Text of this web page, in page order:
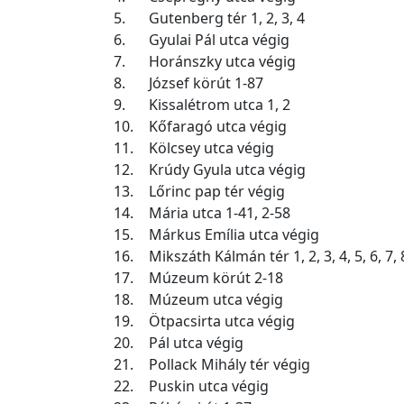
5.
Gutenberg tér 1, 2, 3, 4
6.
Gyulai Pál utca végig
7.
Horánszky utca végig
8.
József körút 1-87
9.
Kissalétrom utca 1, 2
10.
Kőfaragó utca végig
11.
Kölcsey utca végig
12.
Krúdy Gyula utca végig
13.
Lőrinc pap tér végig
14.
Mária utca 1-41, 2-58
15.
Márkus Emília utca végig
16.
Mikszáth Kálmán tér 1, 2, 3, 4, 5, 6, 7,
17.
Múzeum körút 2-18
18.
Múzeum utca végig
19.
Ötpacsirta utca végig
20.
Pál utca végig
21.
Pollack Mihály tér végig
22.
Puskin utca végig